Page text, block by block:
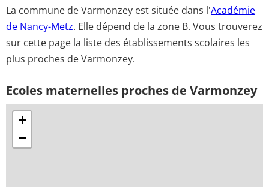
La commune de Varmonzey est située dans l'Académie
de Nancy-Metz. Elle dépend de la zone B. Vous trouverez
sur cette page la liste des établissements scolaires les
plus proches de Varmonzey.
Ecoles maternelles proches de Varmonzey
+
−